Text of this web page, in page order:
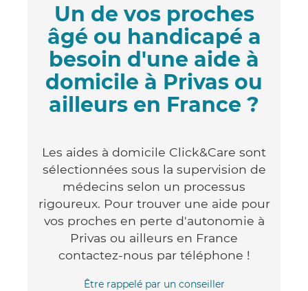
Un de vos proches
âgé ou handicapé a
besoin d'une aide à
domicile à Privas ou
ailleurs en France ?
Les aides à domicile Click&Care sont
sélectionnées sous la supervision de
médecins selon un processus
rigoureux. Pour trouver une aide pour
vos proches en perte d'autonomie à
Privas ou ailleurs en France
contactez-nous par téléphone !
Être rappelé par un conseiller